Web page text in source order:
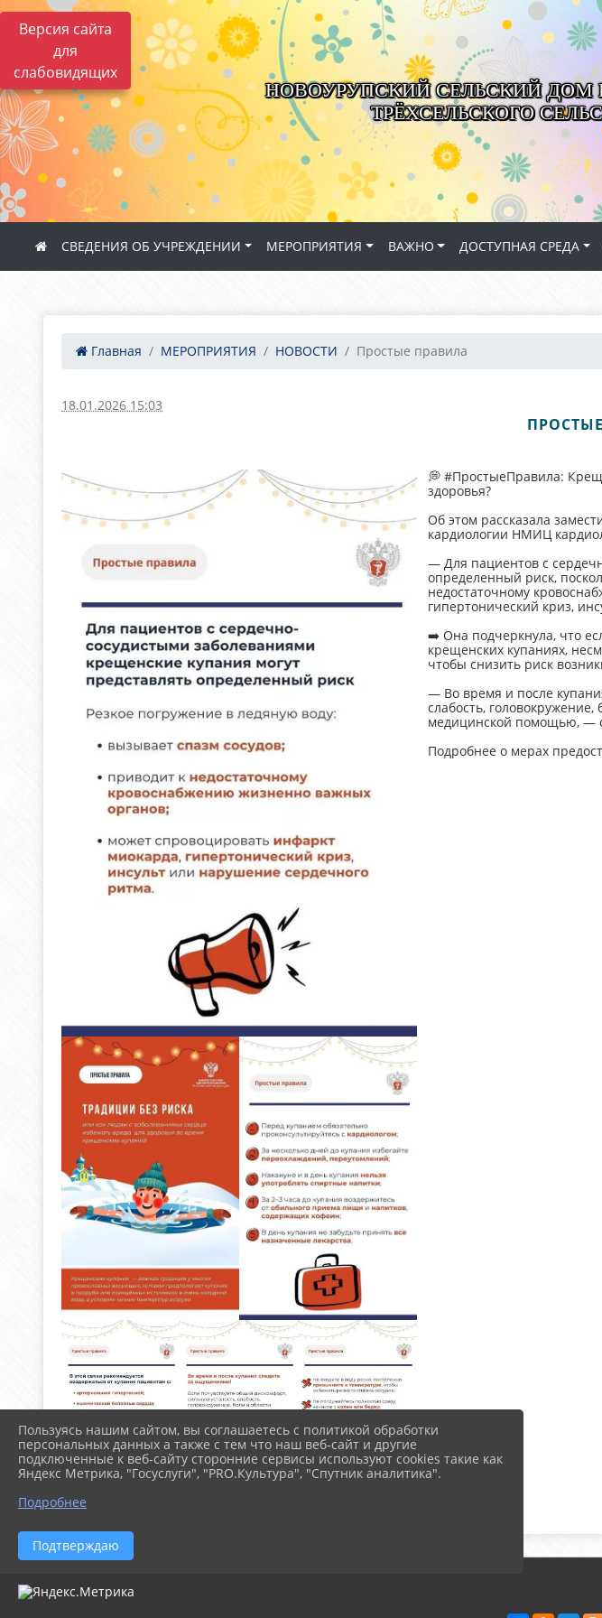
Версия сайта
для
слабовидящих
НОВОУРУПСКИЙ СЕЛЬСКИЙ ДОМ
ТРЁХСЕЛЬСКОГО
СВЕДЕНИЯ ОБ УЧРЕЖДЕНИИ МЕРОПРИЯТИЯ ВАЖНО ДОСТУПНАЯ СРЕДА
Главная МЕРОПРИЯТИЯ НОВОСТИ Простые правила
18.01.2026 15:03
💭 #ПростыеПравила:
здоровья?
Об этом рассказала
кардиологии НМИЦ
— Для пациентов с
определенный риск,
недостаточному
гипертонический криз,
➡️ Она подчеркнула, что
крещенских купаниях,
чтобы снизить риск
— Во время и после
слабость,
медицинской помощью, —
Подробнее о мерах
Пользуясь нашим сайтом, вы соглашаетесь с политикой обработки
персональных данных а также с тем что наш веб-сайт и другие
подключенные к веб-сайту сторонние сервисы используют cookies такие как
Яндекс Метрика, "Госуслуги", "PRO.Культура", "Спутник аналитика".
Подробнее
Подтверждаю